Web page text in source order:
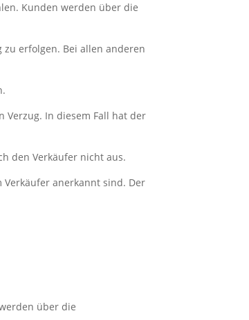
Kunden werden über die
zu erfolgen. Bei allen anderen
Verzug. In diesem Fall hat der
den Verkäufer nicht aus.
anerkannt sind. Der
über die